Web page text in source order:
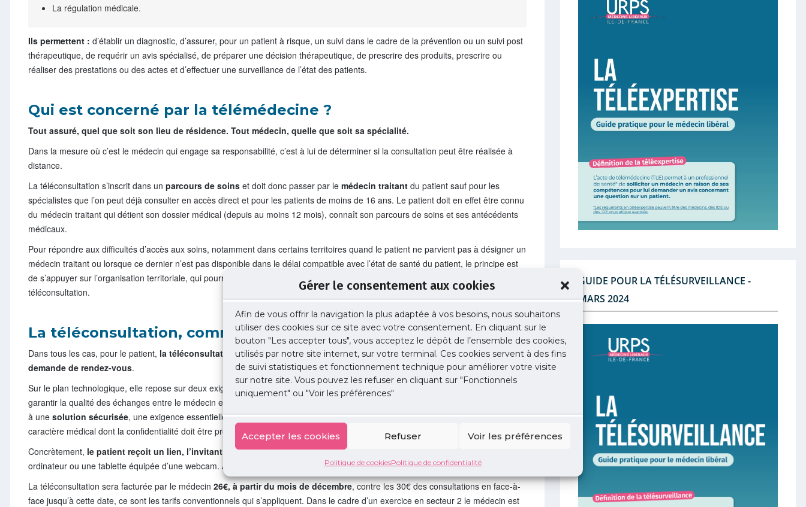
Gérer le consentement aux cookies
Afin de vous offrir la navigation la plus adaptée à vos besoins, nous souhaitons
utiliser des cookies sur ce site avec votre consentement. En cliquant sur le
bouton "Les accepter tous", vous acceptez le dépôt de l’ensemble des cookies,
utilisés par notre site internet, sur votre terminal. Ces cookies servent à des fins
de suivi statistiques et fonctionnement technique pour améliorer votre visite
sur notre site. Vous pouvez les refuser en cliquant sur "Fonctionnels
uniquement" ou "Voir les préférences"
Accepter les cookies Refuser Voir les préférences
Politique de cookiesPolitique de confidentialité
La régulation médicale.
Ils permettent : d’établir un diagnostic, d’assurer, pour un patient à risque, un suivi dans le cadre de la prévention ou un suivi post
thérapeutique, de requérir un avis spécialisé, de préparer une décision thérapeutique, de prescrire des produits, prescrire ou
réaliser des prestations ou des actes et d’effectuer une surveillance de l’état des patients.
Qui est concerné par la télémédecine ?
Tout assuré, quel que soit son lieu de résidence. Tout médecin, quelle que soit sa spécialité.
Dans la mesure où c’est le médecin qui engage sa responsabilité, c’est à lui de déterminer si la consultation peut être réalisée à
distance.
La téléconsultation s’inscrit dans un parcours de soins et doit donc passer par le médecin traitant du patient sauf pour les
spécialistes que l’on peut déjà consulter en accès direct et pour les patients de moins de 16 ans. Le patient doit en effet être connu
du médecin traitant qui détient son dossier médical (depuis au moins 12 mois), connaît son parcours de soins et ses antécédents
médicaux.
Pour répondre aux difficultés d’accès aux soins, notamment dans certains territoires quand le patient ne parvient pas à désigner un
médecin traitant ou lorsque ce dernier n’est pas disponible dans le délai compatible avec l’état de santé du patient, le principe est
de s’appuyer sur l’organisation territoriale, qui pourra ainsi prendre en charge le patient et lui permettre d’accéder à une
téléconsultation.
La téléconsultation, comment cela se passe ?
Dans tous les cas, pour le patient, la téléconsultation se déroulera comme n’importe quelle consultation, en partant d’une
demande de rendez-vous.
Sur le plan technologique, elle repose sur deux exigences : d’une part, le recours à unéchange vidéo
– exigé par la loi, pour
garantir la qualité des échanges entre le médecin et le patient
une très bonne résolution d’image – et, d’autre part, la connexion
à une solution sécurisée, une exigence essentielle dans la mesure où la téléconsultation fait transiter des informations à
caractère médical dont la confidentialité doit être protégée.
Concrètement, le patient reçoit un lien, l’invitant à se connecter vers un site ou une application sécurisés
ordinateur ou une tablette équipée d’une webcam. A noter que cet aspect technique varie d’une solution à une autre.
La téléconsultation sera facturée par le médecin 26€, à partir du mois de décembre, contre les 30€ des consultations en face-à-
face jusqu’à cette date, ce sont les tarifs conventionnels qui s’appliquent. Dans le cadre d’un exercice en secteur 2 le médecin est
GUIDE POUR LA TÉLÉSURVEILLANCE -
MARS 2024